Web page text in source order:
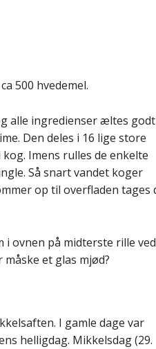
500 hvedemel.
alle ingredienser æltes godt
Den deles i 16 lige store
Imens rulles de enkelte
Så snart vandet koger
op til overfladen tages
ovnen på midterste rille ved
et glas mjød?
I gamle dage var
helligdag. Mikkelsdag (29.